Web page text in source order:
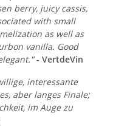
berry, juicy cassis,
with small
as well as
vanilla. Good
- VertdeVin
interessante
aber langes Finale;
im Auge zu